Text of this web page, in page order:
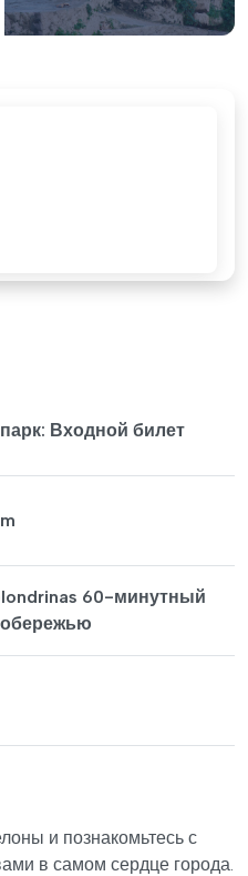
Входной билет
60-минутный
и познакомьтесь с
в самом сердце города.